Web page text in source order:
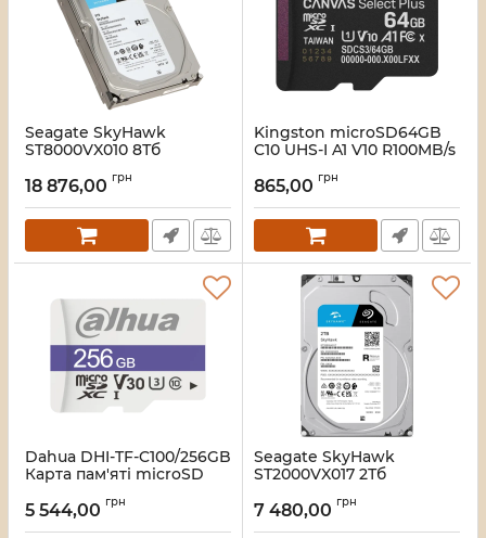
Seagate SkyHawk
ST8000VX010 8Тб
внутрішній
Артикул:16_120377
18 876,00 грн
Kingston microSD64GB
C10 UHS-I A1 V10 R100MB/s
Артикул: 16_119265
865,00 грн
Dahua DHI-TF-C100/256GB
Карта пам'яті microSD
5 544,00 грн
Seagate SkyHawk
ST2000VX017 2Тб
внутрішній
Артикул:16_120941
7 480,00 грн